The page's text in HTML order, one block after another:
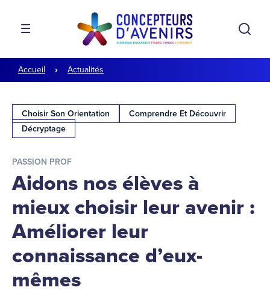
Aller au contenu
Aller à la navigation
MENU
Accueil Actualités
Choisir Son Orientation
Comprendre Et Découvrir
Décryptage
PASSION PROF
Aidons nos élèves à
mieux choisir leur avenir :
Améliorer leur
connaissance d’eux-
mêmes